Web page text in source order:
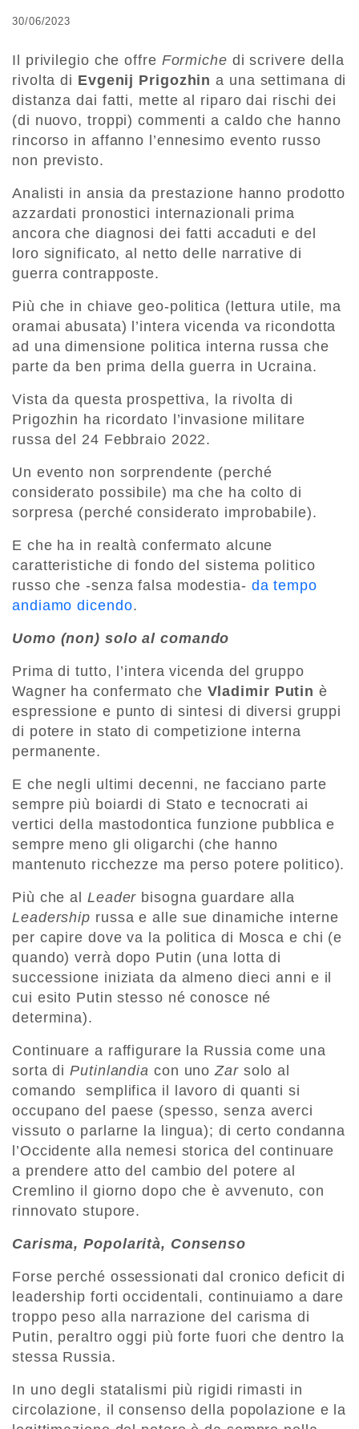
30/06/2023
Il privilegio che offre Formiche di scrivere della
rivolta di Evgenij Prigozhina una settimana di
distanza dai fatti, mette al riparo dai rischi dei
(di nuovo, troppi) commenti a caldo che hanno
rincorso in affanno l’ennesimo evento russo
non previsto.
Analisti in ansia da prestazione hanno prodotto
azzardati pronostici internazionali prima
ancora che diagnosi dei fatti accaduti e del
loro significato, al netto delle narrative di
guerra contrapposte.
Più che in chiave geo-politica (lettura utile, ma
oramai abusata) l’intera vicenda va ricondotta
ad una dimensione politica interna russa che
parte da ben prima della guerra in Ucraina.
Vista da questa prospettiva, la rivolta di
Prigozhin ha ricordato l’invasione militare
russa del 24 Febbraio 2022.
Un evento non sorprendente (perché
considerato possibile) ma che ha colto di
sorpresa (perché considerato improbabile).
E che ha in realtà confermato alcune
caratteristiche di fondo del sistema politico
russo che -senza falsa modestia- da tempo
andiamo dicendo.
Uomo (non) solo al comando
Prima di tutto, l’intera vicenda del gruppo
Wagner ha confermato che Vladimir Putin è
espressione e punto di sintesi di diversi gruppi
di potere in stato di competizione interna
permanente.
E che negli ultimi decenni, ne facciano parte
sempre più boiardi di Stato e tecnocrati ai
vertici della mastodontica funzione pubblica e
sempre meno gli oligarchi (che hanno
mantenuto ricchezze ma perso potere politico).
Più che al Leader bisogna guardare alla
Leadership russa e alle sue dinamiche interne
per capire dove va la politica di Mosca e chi (e
quando) verrà dopo Putin (una lotta di
successione iniziata da almeno dieci anni e il
cui esito Putin stesso né conosce né
determina).
Continuare a raffigurare la Russia come una
sorta diPutinlandia con unoZarsolo al
comando semplifica il lavoro di quanti si
occupano del paese (spesso, senza averci
vissuto o parlarne la lingua); di certo condanna
l’Occidente alla nemesi storica del continuare
a prendere atto del cambio del potere al
Cremlino il giorno dopo che è avvenuto, con
rinnovato stupore.
Carisma, Popolarità, Consenso
Forse perché ossessionati dal cronico deficit di
leadership forti occidentali, continuiamo a dare
troppo peso alla narrazione del carisma di
Putin, peraltro oggi più forte fuori che dentro la
stessa Russia.
In uno degli statalismi più rigidi rimasti in
circolazione, il consenso della popolazione e la